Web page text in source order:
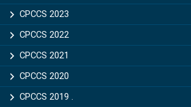
CPCCS 2023
CPCCS 2022
CPCCS 2021
CPCCS 2020
CPCCS 2019 .